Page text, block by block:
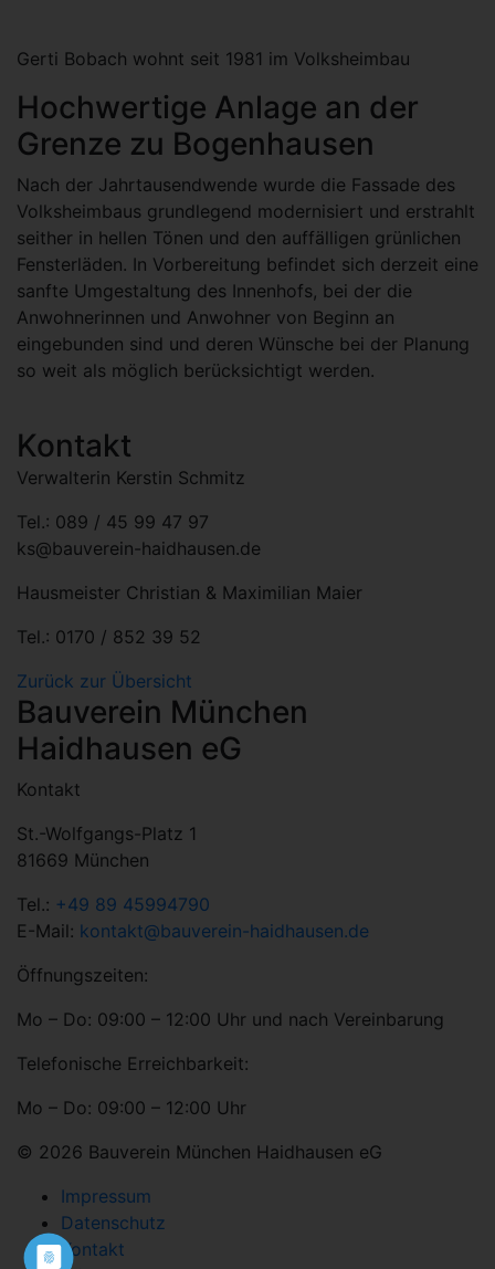
Gerti Bobach wohnt seit 1981 im Volksheimbau
Hochwertige Anlage an der
Grenze zu Bogenhausen
Nach der Jahrtausendwende wurde die Fassade des
Volksheimbaus grundlegend modernisiert und erstrahlt
seither in hellen Tönen und den auffälligen grünlichen
Fensterläden. In Vorbereitung befindet sich derzeit eine
sanfte Umgestaltung des Innenhofs, bei der die
Anwohnerinnen und Anwohner von Beginn an
eingebunden sind und deren Wünsche bei der Planung
so weit als möglich berücksichtigt werden.
Kontakt
Verwalterin Kerstin Schmitz
Tel.: 089 / 45 99 47 97
ks@bauverein-haidhausen.de
Hausmeister Christian & Maximilian Maier
Tel.: 0170 / 852 39 52
Zurück zur Übersicht
Bauverein München
Haidhausen eG
Kontakt
St.-Wolfgangs-Platz 1
81669 München
Tel.: +49 89 45994790
E-Mail: kontakt@bauverein-haidhausen.de
Öffnungszeiten:
Mo – Do: 09:00 – 12:00 Uhr und nach Vereinbarung
Telefonische Erreichbarkeit:
Mo – Do: 09:00 – 12:00 Uhr
© 2026 Bauverein München Haidhausen eG
Impressum
Datenschutz
Kontakt